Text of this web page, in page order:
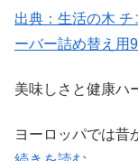
出典：生活の木
ーバー詰め替え用
美味しさと健康ハ
ヨーロッパでは昔